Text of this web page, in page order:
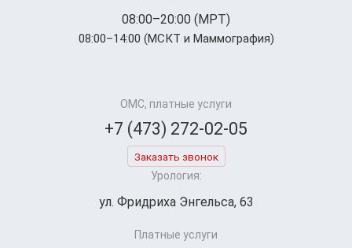
08:00–20:00 (МРТ)
08:00–14:00 (МСКТ и Маммография)
ОМС, платные услуги
+7 (473) 272-02-05
Заказать звонок
Урология:
ул. Фридриха Энгельса, 63
Платные услуги